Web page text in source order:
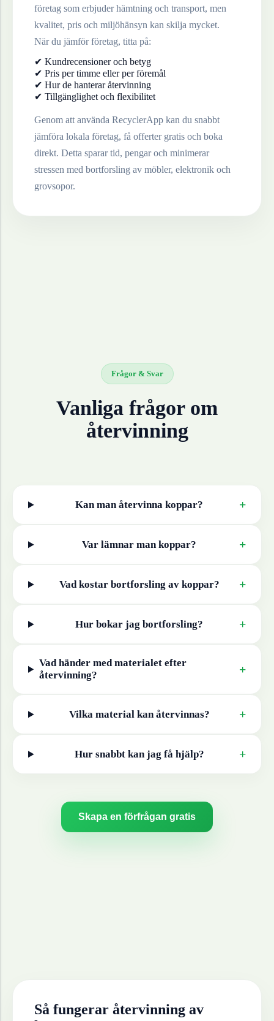
företag som erbjuder hämtning och transport, men
kvalitet, pris och miljöhänsyn kan skilja mycket.
När du jämför företag, titta på:
✔ Kundrecensioner och betyg
✔ Pris per timme eller per föremål
✔ Hur de hanterar återvinning
✔ Tillgänglighet och flexibilitet
Genom att använda RecyclerApp kan du snabbt
jämföra lokala företag, få offerter gratis och boka
direkt. Detta sparar tid, pengar och minimerar
stressen med bortforsling av möbler, elektronik och
grovsopor.
Frågor & Svar
Vanliga frågor om
återvinning
Kan man återvinna koppar? +
Var lämnar man koppar? +
Vad kostar bortforsling av koppar? +
Hur bokar jag bortforsling? +
Vad händer med materialet efter
återvinning?
+
Vilka material kan återvinnas? +
Hur snabbt kan jag få hjälp? +
Skapa en förfrågan gratis
Så fungerar återvinning av